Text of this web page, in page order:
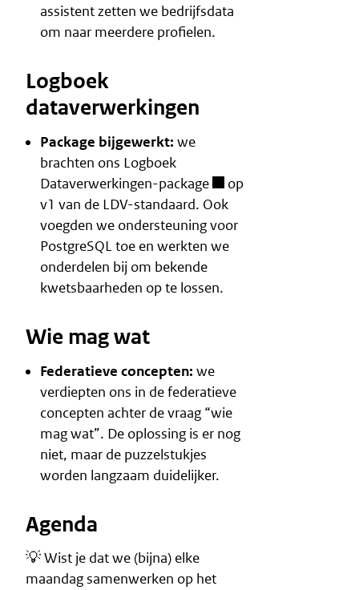
assistentzetten we bedrijfsdata
om naar meerdere profielen.
Logboek
dataverwerkingen
Package bijgewerkt: we
brachten ons Logboek
Dataverwerkingen-package
op
v1 van de LDV-standaard. Ook
voegden we ondersteuning voor
PostgreSQL toe en werkten we
onderdelen bij om bekende
kwetsbaarheden op te lossen.
Wie mag wat
Federatieve concepten: we
verdiepten ons in de federatieve
concepten achter de vraag “wie
mag wat”. De oplossing is er nog
niet, maar de puzzelstukjes
worden langzaam duidelijker.
Agenda
💡 Wist je dat we (bijna) elke
maandag samenwerken op het